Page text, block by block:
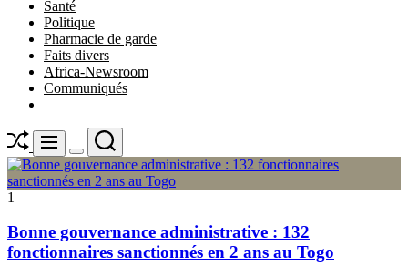
Santé
Politique
Pharmacie de garde
Faits divers
Africa-Newsroom
Communiqués
ShuffleMenu
Switch
color
mode
Search
1
Bonne gouvernance administrative : 132
fonctionnaires sanctionnés en 2 ans au Togo